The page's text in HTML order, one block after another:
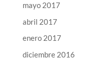
mayo 2017
abril 2017
enero 2017
diciembre 2016